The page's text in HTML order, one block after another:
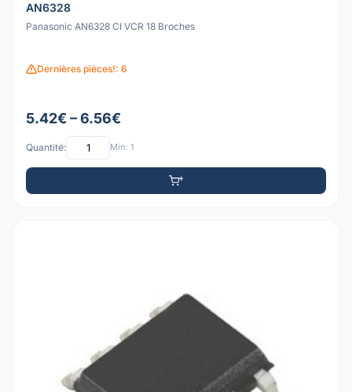
AN6328
Panasonic AN6328 CI VCR 18 Broches
Dernières pièces!: 6
5.42€ – 6.56€
Quantité: Min: 1